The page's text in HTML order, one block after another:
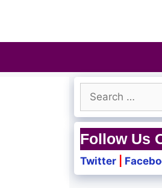
Search
for:
Follow Us
Twitter